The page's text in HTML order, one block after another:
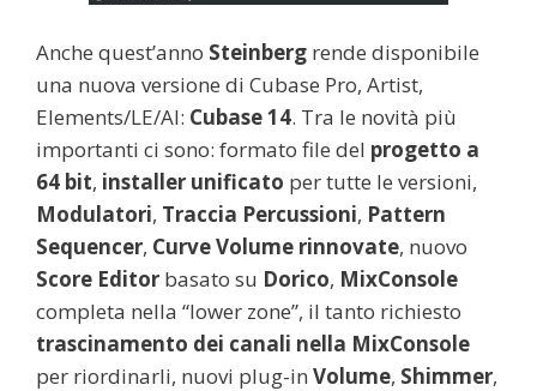
Anche quest’anno Steinberg rende disponibile
una nuova versione di Cubase Pro, Artist,
Elements/LE/AI: Cubase 14. Tra le novità più
importanti ci sono: formato file del progetto a
64 bit, installer unificato per tutte le versioni,
Modulatori, Traccia Percussioni, Pattern
Sequencer, Curve Volume rinnovate, nuovo
Score Editor basato su Dorico, MixConsole
completa nella “lower zone”, il tanto richiesto
trascinamento dei canali nella MixConsole
per riordinarli, nuovi plug-in Volume, Shimmer,